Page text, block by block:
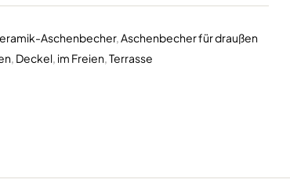
Aschenbecher,Aschenbecher für draußen
, Deckel, im Freien,Terrasse